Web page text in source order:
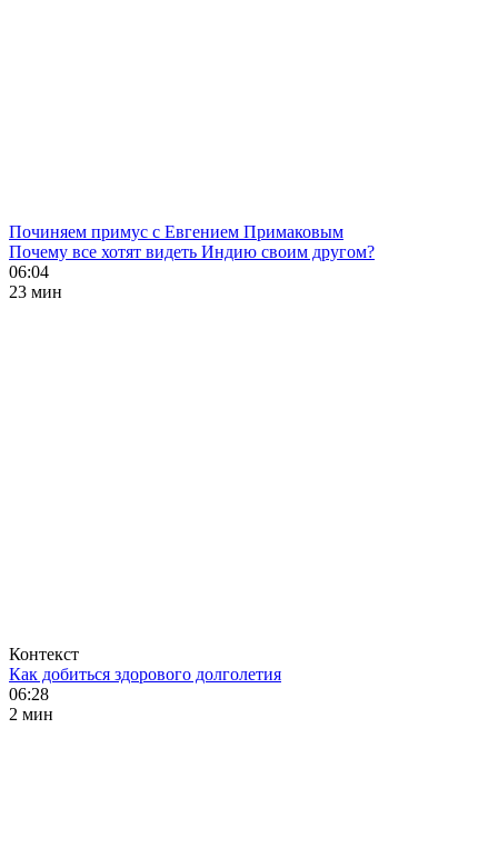
Починяем примус с Евгением Примаковым
Почему все хотят видеть Индию своим другом?
06:04
23 мин
Контекст
Как добиться здорового долголетия
06:28
2 мин